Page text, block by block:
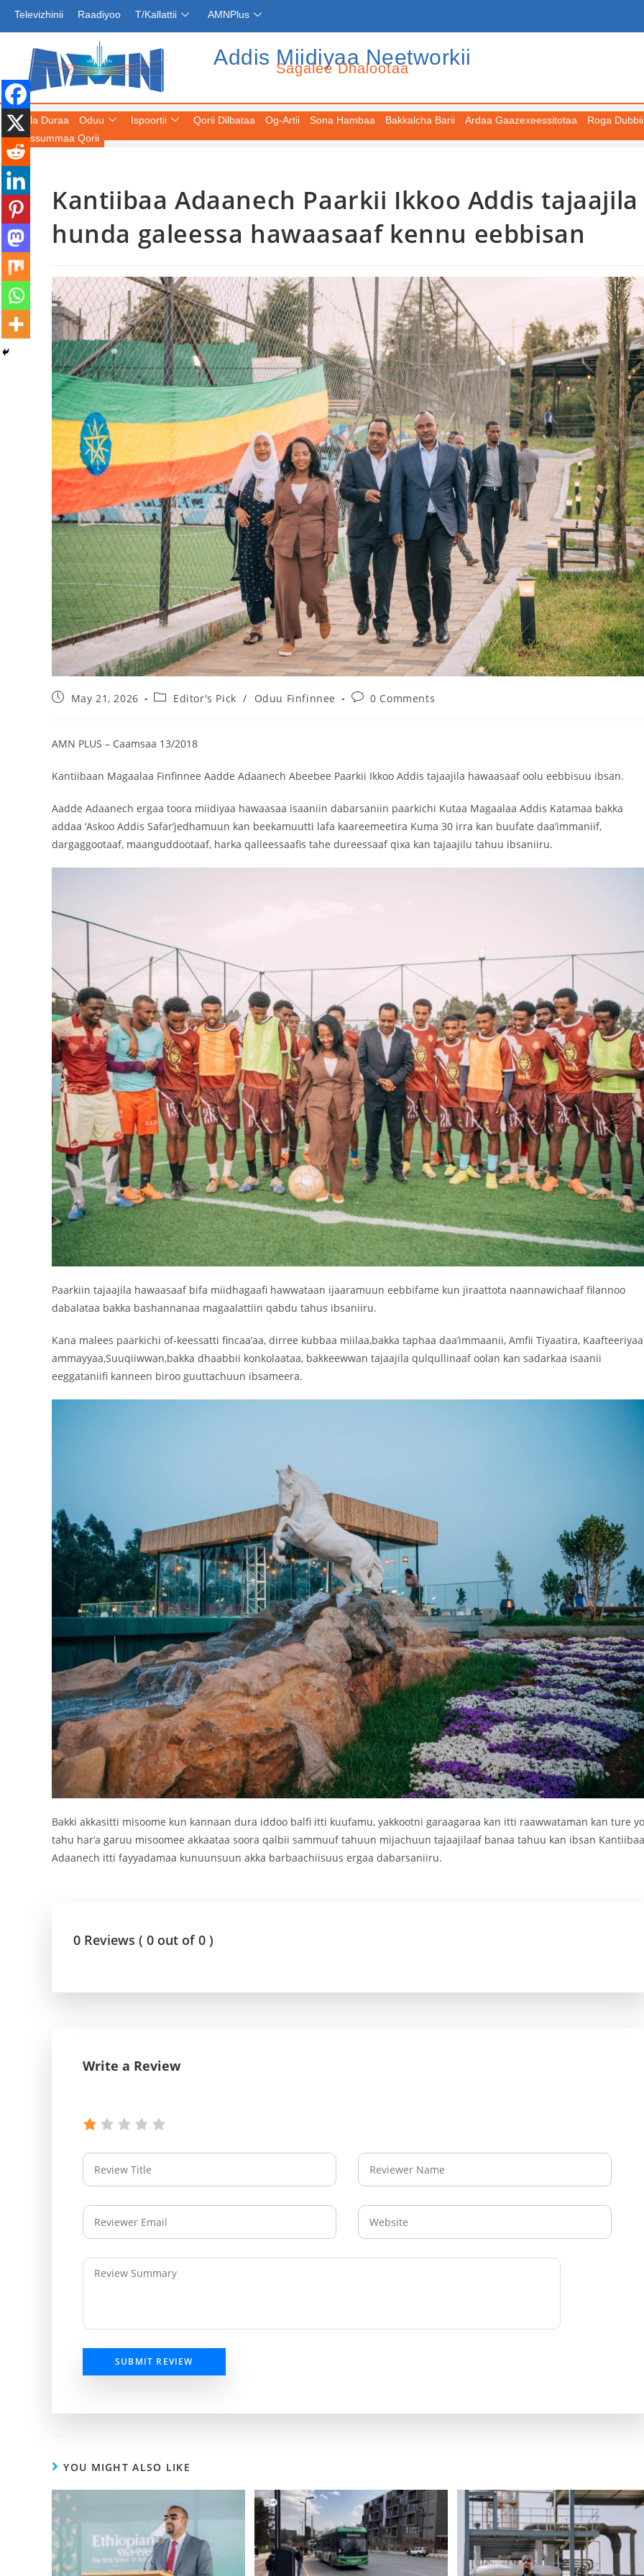
Televizhinii Raadiyoo T/Kallattii AMNPlus
Addis Miidiyaa Neetworkii
Sagalee Dhalootaa
Fuula Duraa Oduu
Dooktar Abiyyi Terminaala Haaraa
Buufata Xiyyaaraa Dajjaazmaach Balaay
Zallaqaa eebbisan
August 6, 2026
Dooktar Abiyyi Ahimad fi Giiftii Duree
Zinnaash Taayyaachoo dabalee
qondaaltootni hojii Mootummaa misooma
magaalaa Baahardaar daawwatan
August 6, 2026
Ispoortii Qorii Dilbataa Og-Artii Sona Hambaa Bakkalcha Barii Ardaa Gaazexeessitotaa
Roga Dubbii
Keessummaa Qorii
Kantiibaa Adaanech Paarkii Ikkoo Addis tajaajila
hunda galeessa hawaasaaf kennu eebbisan
May 21, 2026 Editor's Pick / Oduu Finfinnee 0 Comments
AMN PLUS – Caamsaa 13/2018
Kantiibaan Magaalaa Finfinnee Aadde Adaanech Abeebee Paarkii Ikkoo Addis tajaajila hawaasaaf oolu eebbisuu ibsan.
Aadde Adaanech ergaa toora miidiyaa hawaasaa isaaniin dabarsaniin paarkichi Kutaa Magaalaa Addis Katamaa bakka
addaa ‘Askoo Addis Safar’jedhamuun kan beekamuutti lafa kaareemeetira Kuma 30 irra kan buufate daa’immaniif,
dargaggootaaf, maanguddootaaf, harka qalleessaafis tahe dureessaaf qixa kan tajaajilu tahuu ibsaniiru.
Paarkiin tajaajila hawaasaaf bifa miidhagaafi hawwataan ijaaramuun eebbifame kun jiraattota naannawichaaf filannoo
dabalataa bakka bashannanaa magaalattiin qabdu tahus ibsaniiru.
Kana malees paarkichi of-keessatti fincaa’aa, dirree kubbaa miilaa,bakka taphaa daa’immaanii, Amfii Tiyaatira, Kaafteeriyaa
ammayyaa,Suuqiiwwan,bakka dhaabbii konkolaataa, bakkeewwan tajaajila qulqullinaaf oolan kan sadarkaa isaanii
eeggataniifi kanneen biroo guuttachuun ibsameera.
Bakki akkasitti misoome kun kannaan dura iddoo balfi itti kuufamu, yakkootni garaagaraa kan itti raawwataman kan ture
tahu har’a garuu misoomee akkaataa soora qalbii sammuuf tahuun mijachuun tajaajilaaf banaa tahuu kan ibsan Kantiibaa
Adaanech itti fayyadamaa kunuunsuun akka barbaachiisuus ergaa dabarsaniiru.
0 Reviews ( 0 out of 0 )
Write a Review
SUBMIT REVIEW
YOU MIGHT ALSO LIKE